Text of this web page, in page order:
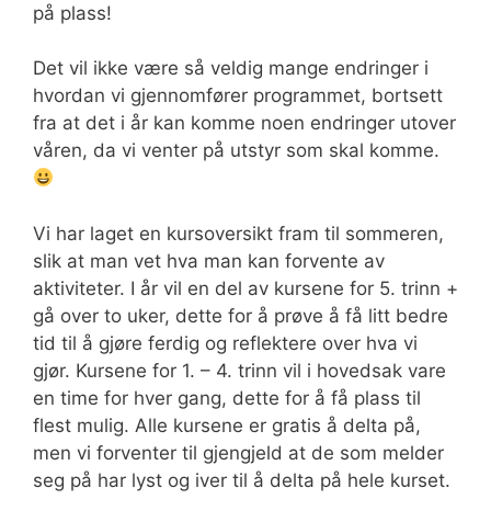
på plass!
Det vil ikke være så veldig mange endringer i
hvordan vi gjennomfører programmet, bortsett
fra at det i år kan komme noen endringer utover
våren, da vi venter på utstyr som skal komme.
Vi har laget en kursoversikt fram til sommeren,
slik at man vet hva man kan forvente av
aktiviteter. I år vil en del av kursene for 5. trinn +
gå over to uker, dette for å prøve å få litt bedre
tid til å gjøre ferdig og reflektere over hva vi
gjør. Kursene for 1. – 4. trinn vil i hovedsak vare
en time for hver gang, dette for å få plass til
flest mulig. Alle kursene er gratis å delta på,
men vi forventer til gjengjeld at de som melder
seg på har lyst og iver til å delta på hele kurset.